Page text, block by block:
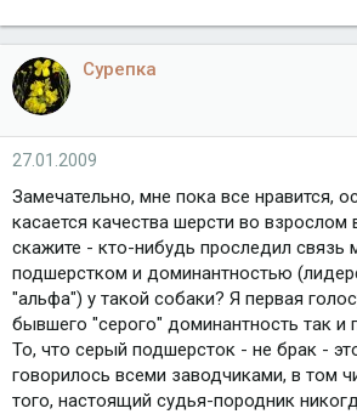
Сурепка
27.01.2009
Замечательно, мне пока все нравится,
касается качества шерсти во взрослом
скажите - кто-нибудь проследил
подшерстком и доминантностью
"альфа") у такой собаки? Я первая
бывшего "серого" доминантность так и
То, что серый подшерсток - не брак -
говорилось всеми заводчиками, в том
того, настоящий судья-породник